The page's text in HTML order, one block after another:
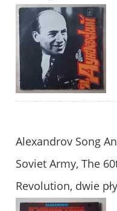
Alexandrov Song
Soviet Army, The
Revolution, dwie